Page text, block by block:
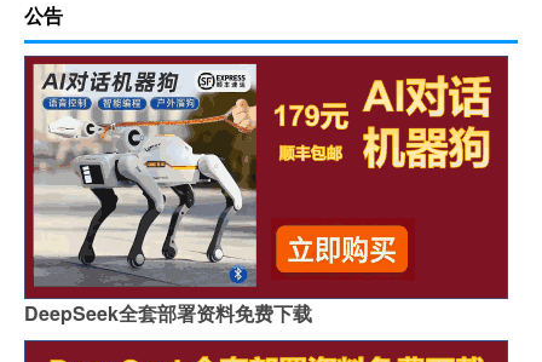
公告
DeepSeek全套部署资料免费下载